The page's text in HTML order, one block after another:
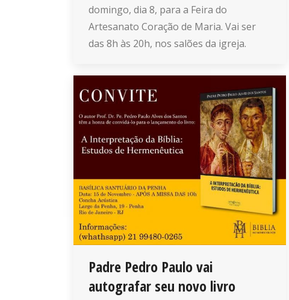
domingo, dia 8, para a Feira do
Artesanato Coração de Maria. Vai ser
das 8h às 20h, nos salões da igreja.
Padre Pedro Paulo vai
autografar seu novo livro